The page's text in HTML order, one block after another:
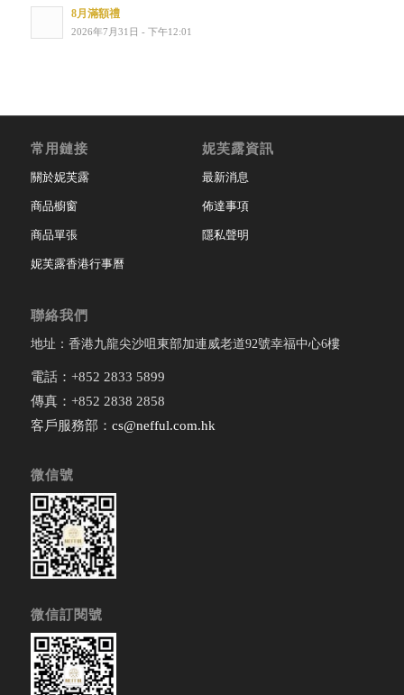
8月滿額禮
2026年7月31日 - 下午12:01
常用鏈接
關於妮芙露
商品櫥窗
商品單張
妮芙露香港行事曆
妮芙露資訊
最新消息
佈達事項
隱私聲明
聯絡我們
地址：香港九龍尖沙咀東部加連威老道92號幸福中心6樓
電話：+852 2833 5899
傳真：+852 2838 2858
客戶服務部： cs@nefful.com.hk
微信號
微信訂閱號